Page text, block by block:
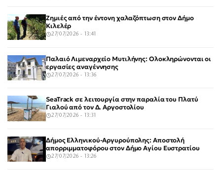
Ζημιές από την έντονη χαλαζόπτωση στον Δήμο
Κιλελέρ
27/07/2026 - 13:41
Παλαιό Λιμεναρχείο Μυτιλήνης: Ολοκληρώνονται οι
εργασίες αναγέννησης
27/07/2026 - 13:36
SeaTrack σε λειτουργία στην παραλία του Πλατύ
Γιαλού από τον Δ. Αργοστολίου
27/07/2026 - 13:31
Δήμος Ελληνικού-Αργυρούπολης: Αποστολή
απορριμματοφόρου στον Δήμο Αγίου Ευστρατίου
27/07/2026 - 13:26